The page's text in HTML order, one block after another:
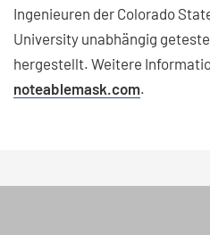
Ingenieuren der Colorado
University unabhängig
hergestellt. Weitere
noteablemask.com.